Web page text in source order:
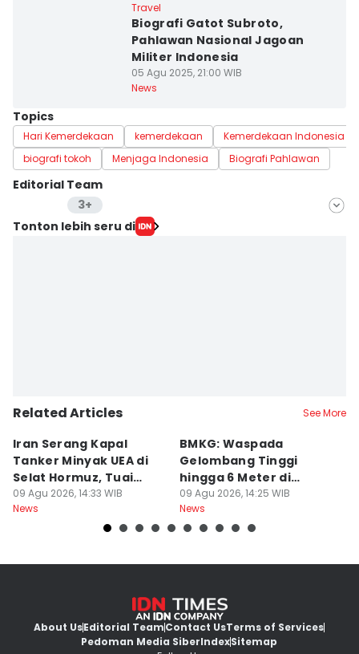
Travel
Biografi Gatot Subroto,
Pahlawan Nasional Jagoan
Militer Indonesia
05 Agu 2025, 21:00 WIB
News
Topics
Hari Kemerdekaan kemerdekaan
Kemerdekaan Indonesia
biografi tokoh
Menjaga Indonesia Biografi Pahlawan
Editorial Team
3+
Editor
Editor
Tonton lebih seru di
Related Articles See More
Iran Serang Kapal
Tanker Minyak UEA di
Selat Hormuz, Tuai
Kecaman
09 Agu 2026, 14:33 WIB
News
BMKG: Waspada
Gelombang Tinggi
hingga 6 Meter di
Beberapa Perairan RI
09 Agu 2026, 14:25 WIB
News
About UsEditorial TeamContact UsTerms of Services
Pedoman Media SiberIndexSitemap